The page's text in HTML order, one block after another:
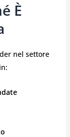
È
nel settore